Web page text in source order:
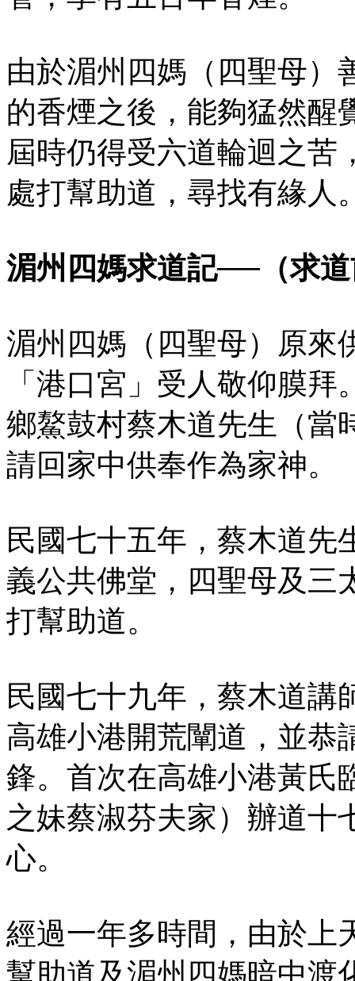
由於湄州四媽（四聖母）
的香煙之後，能夠猛然醒
屆時仍得受六道輪迴之苦
處打幫助道，尋找有緣人
湄州四媽求道記──（求
湄州四媽（四聖母）原來
「港口宮」受人敬仰膜
鄉鰲鼓村蔡木道先生（當
請回家中供奉作為家神。
民國七十五年，蔡木道先
義公共佛堂，四聖母及三
打幫助道。
民國七十九年，蔡木道講
高雄小港開荒闡道，並恭
鋒。首次在高雄小港黃氏
之妹蔡淑芬夫家）辦道十
心。
經過一年多時間，由於上
幫助道及湄州四媽暗中渡